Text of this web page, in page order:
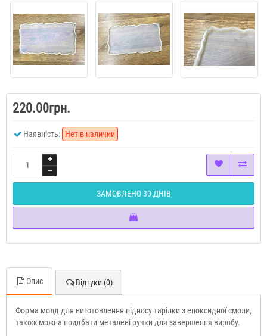
220.00грн.
Наявність: Нет в наличии
ЗАМОВЛЕНО 30 ДНІВ
Опис Відгуки (0)
Форма молд для виготовлення підносу тарілки з епоксидної смоли,
також можна придбати металеві ручки для завершення виробу.